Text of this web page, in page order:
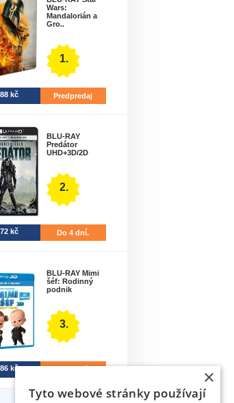
Wars:
Mandalorián a
Gro..
1.
kč Predpredaj
BLU-RAY
Predátor
UHD+3D/2D
2.
kč Do 4 dní.
BLU-RAY Mimi
šéf: Rodinný
podnik
3.
kč ×
Tyto webové stránky používají